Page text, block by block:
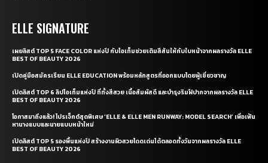
ELLE SIGNATURE
เผยลิสต์ TOP 5 FACE COLOR แห่งปี กับไอเท็มช่วยเติมสีสันให้กับใบหน้าจากผลรางวัล ELLE
BEST OF BEAUTY 2026
เปิดคู่มือสมัครเรียน ELLE EDUCATION พร้อมหลักสูตรที่ออกแบบโดยผู้เชี่ยวชาญ
เปิดลิสต์ TOP 6 ลิปไอเท็มแห่งปี ที่ทั้งสีสวย เนื้อสัมผัสดี และบำรุงริมฝีปากจากผลรางวัล ELLE
BEST OF BEAUTY 2026
โอกาสมาถึงแล้ว! โปรเจ็กต์สุดพิเศษ ‘ELLE & ELLE MEN RUNWAY: MODEL SEARCH’ เพื่อเฟ้น
หานางแบบและนายแบบหน้าใหม่
เปิดลิสต์ TOP 5 รองพื้นแห่งปี สร้างงานผิวสวยโดดเด่นได้ตลอดทั้งวันจากผลรางวัล ELLE
BEST OF BEAUTY 2026